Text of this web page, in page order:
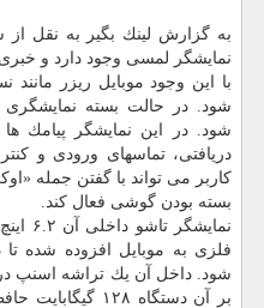
به گزارش لینك بگیر به نقل
نمایشگر لمسی وجود دارد و خبری
با این وجود موبایل ریزر
شود. در این نمایشگر پیامك ها
دریافتی، تماسهای ورودی و
كاربر می تواند با گفتن جمله
بسته بودن گوشی فعال كند.
فلزی به موبایل افزوده شده تا
بر آن دستگاه